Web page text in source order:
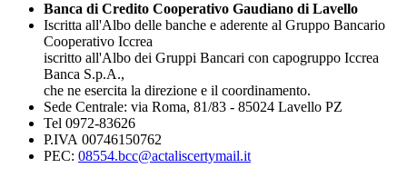
Banca di Credito Cooperativo Gaudiano di Lavello
Iscritta all'Albo delle banche e aderente al Gruppo Bancario
Cooperativo Iccrea
iscritto all'Albo dei Gruppi Bancari con capogruppo Iccrea
Banca S.p.A.,
che ne esercita la direzione e il coordinamento.
Sede Centrale: via Roma, 81/83 - 85024 Lavello PZ
Tel 0972-83626
P.IVA 00746150762
PEC: 08554.bcc@actaliscertymail.it